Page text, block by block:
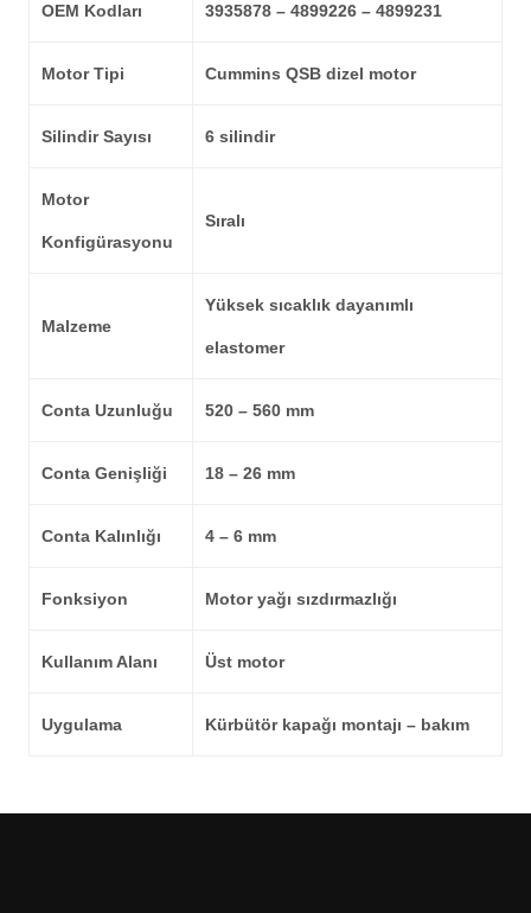
OEM Kodları 3935878 – 4899226 – 4899231
Motor Tipi Cummins QSB dizel motor
Silindir Sayısı 6 silindir
Motor
Konfigürasyonu
Sıralı
Malzeme
Yüksek sıcaklık dayanımlı
elastomer
Conta Uzunluğu 520 – 560 mm
Conta Genişliği 18 – 26 mm
Conta Kalınlığı 4 – 6 mm
Fonksiyon Motor yağı sızdırmazlığı
Kullanım Alanı Üst motor
Uygulama Kürbütör kapağı montajı – bakım